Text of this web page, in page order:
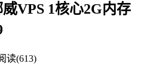
VPS 1核心2G内存
读(613)